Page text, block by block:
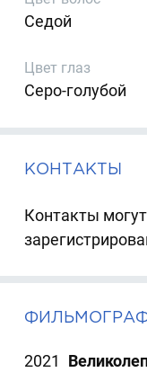
Седой
Цвет глаз
Серо-голубой
КОНТАКТЫ
Контакты
2021